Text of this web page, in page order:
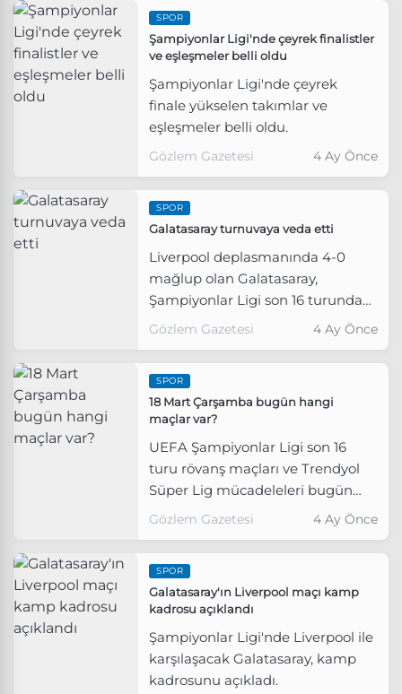
SPOR
Şampiyonlar Ligi'nde çeyrek finalistler
ve eşleşmeler belli oldu
Şampiyonlar Ligi'nde çeyrek
finale yükselen takımlar ve
eşleşmeler belli oldu.
Gözlem Gazetesi 4 Ay Önce
SPOR
Galatasaray turnuvaya veda etti
Liverpool deplasmanında 4-0
mağlup olan Galatasaray,
Şampiyonlar Ligi son 16 turunda
turnuvaya veda etti.
Gözlem Gazetesi 4 Ay Önce
SPOR
18 Mart Çarşamba bugün hangi
maçlar var?
UEFA Şampiyonlar Ligi son 16
turu rövanş maçları ve Trendyol
Süper Lig mücadeleleri bugün
ekranlara geliyor.
Gözlem Gazetesi 4 Ay Önce
SPOR
Galatasaray'ın Liverpool maçı kamp
kadrosu açıklandı
Şampiyonlar Ligi'nde Liverpool ile
karşılaşacak Galatasaray, kamp
kadrosunu açıkladı.